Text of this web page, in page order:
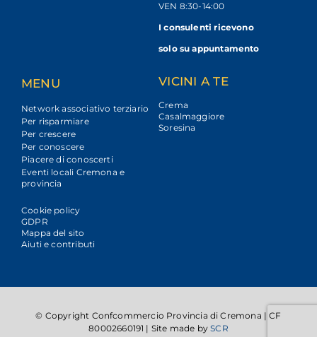
VEN 8:30-14:00
I consulenti ricevono
solo su appuntamento
MENU
Network associativo terziario
Per risparmiare
Per crescere
Per conoscere
Piacere di conoscerti
Eventi locali Cremona e
provincia
Cookie policy
GDPR
Mappa del sito
Aiuti e contributi
VICINI A TE
Crema
Casalmaggiore
Soresina
© Copyright Confcommercio Provincia di Cremona | CF
80002660191 | Site made bySCR